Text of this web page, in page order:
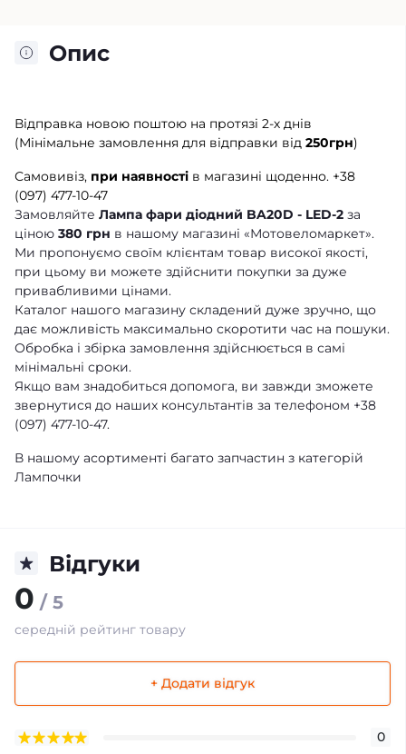
Опис
Відправка новою поштою на протязі 2-х днів
(Мінімальне замовлення для відправки від 250грн)
Самовивіз, при наявності в магазині щоденно. +38
(097) 477-10-47
Замовляйте Лампа фари діодний BA20D - LED-2 за
ціною 380 грн в нашому магазині «Мотовеломаркет».
Ми пропонуємо своїм клієнтам товар високої якості,
при цьому ви можете здійснити покупки за дуже
привабливими цінами.
Каталог нашого магазину складений дуже зручно, що
дає можливість максимально скоротити час на пошуки.
Обробка і збірка замовлення здійснюється в самі
мінімальні сроки.
Якщо вам знадобиться допомога, ви завжди зможете
звернутися до наших консультантів за телефоном +38
(097) 477-10-47.
В нашому асортименті багато запчастин з категорій
Лампочки
Відгуки
0 / 5
середній рейтинг товару
+ Додати відгук
0